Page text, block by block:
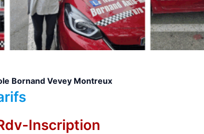
Bornand Vevey Montreux
Inscription